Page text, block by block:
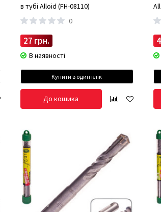
в тубі Alloid (FH-08110)
0
27 грн.
В наявності
Купити в один клік
До кошика